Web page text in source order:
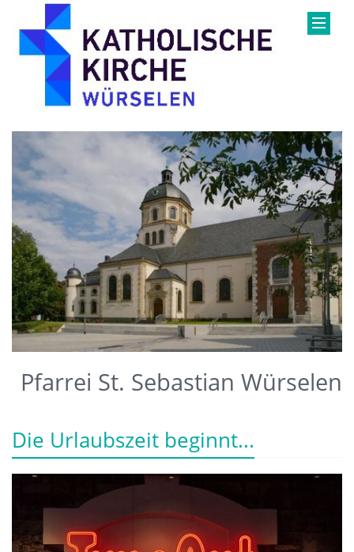
Pfarrei St. Sebastian Würselen
Die Urlaubszeit beginnt...